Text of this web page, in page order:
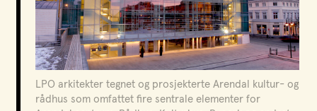
Kontakt
Arvid R. Ruud
Sted
Arendal
LPO arkitekter tegnet og prosjekterte Arendal kultur- og
rådhus som omfattet fire sentrale elementer for